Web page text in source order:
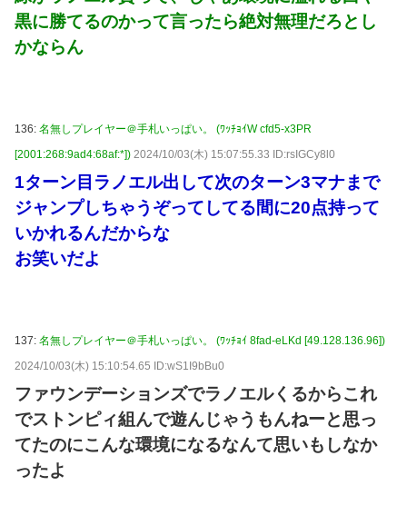
黒に勝てるのかって言ったら絶対無理だろとし
かならん
136: 名無しプレイヤー＠手札いっぱい。 (ﾜｯﾁｮｲW cfd5-x3PR
[2001:268:9ad4:68af:*]) 2024/10/03(木) 15:07:55.33 ID:rsIGCy8l0
1ターン目ラノエル出して次のターン3マナまで
ジャンプしちゃうぞってしてる間に20点持って
いかれるんだからな
お笑いだよ
137: 名無しプレイヤー＠手札いっぱい。 (ﾜｯﾁｮｲ 8fad-eLKd [49.128.136.96])
2024/10/03(木) 15:10:54.65 ID:wS1I9bBu0
ファウンデーションズでラノエルくるからこれ
でストンピィ組んで遊んじゃうもんねーと思っ
てたのにこんな環境になるなんて思いもしなか
ったよ